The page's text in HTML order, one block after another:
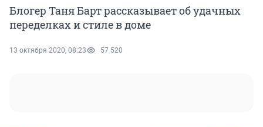
Блогер Таня Барт рассказывает об удачных
переделках и стиле в доме
13 октября 2020, 08:23 57 520